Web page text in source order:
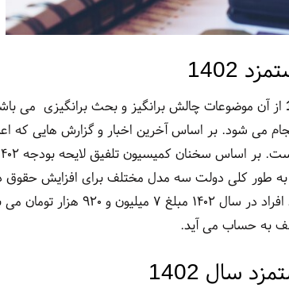
1402
از آن موضوعات چالش برانگیز و بحث برانگیزی می
انجام می‌ شود. بر اساس آخرین اخبار و گزارش هایی
است. در نتیجه حداقل حقوق و دستمزد
به حساب می آید.
سال 1402